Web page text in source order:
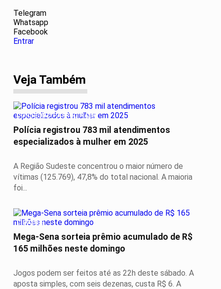
Telegram
Whatsapp
Facebook
Entrar
Veja Também
CONTEÚDO PATROCINADO
Polícia registrou 783 mil atendimentos
especializados à mulher em 2025
A Região Sudeste concentrou o maior número de
vítimas (125.769), 47,8% do total nacional. A maioria
foi...
CIDADES
Mega-Sena sorteia prêmio acumulado de R$
165 milhões neste domingo
Jogos podem ser feitos até as 22h deste sábado. A
aposta simples, com seis dezenas, custa R$ 6. A